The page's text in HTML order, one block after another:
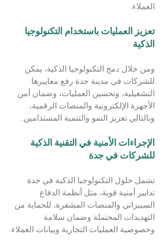
العملاء.
تعزيز العمليات باستخدام التكنولوجيا
الذكية
ومن خلال دمج التكنولوجيا الذكية، يمكن
للشركات في مدينة جدة رفع معاييرها
التشغيلية، وتحسين العمليات، وضمان أمن
الأجهزة الإلكترونية والمنصات الرقمية،
وبالتالي تعزيز النمو والتنمية المستدامين.
الإجراءات الأمنية في التقنية الذكية
للشركات في جدة
تشمل حلول التكنولوجيا الذكية في جدة
تدابير أمنية قوية، مثل أنظمة الدفاع
السيبراني والمنصات المشفرة، للحماية من
التهديدات المحتملة وضمان سلامة
وخصوصية العمليات التجارية وبيانات العملاء.